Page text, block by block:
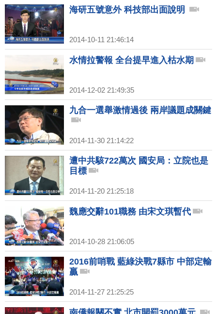
海研五號意外 科技部出面說明
2014-10-11 21:46:14
水情拉警報 全台提早進入枯水期
2014-12-02 21:49:35
九合一選舉激情過後 兩岸議題成關鍵
2014-11-30 21:14:22
遭中共駭722萬次 國安局：立院也是
目標
2014-11-20 21:25:18
魏應交辭101職務 由宋文琪暫代
2014-10-28 21:06:05
2016前哨戰 藍綠決戰7縣市 中部定輸
贏
2014-11-27 21:25:25